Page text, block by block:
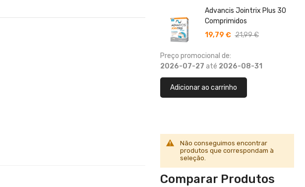
Advancis Jointrix Plus 30
Comprimidos
19,79 € 21,99 €
Preço promocional de:
2026-07-27 até 2026-08-31
Adicionar ao carrinho
Não conseguimos encontrar
produtos que correspondam à
seleção.
Comparar Produtos